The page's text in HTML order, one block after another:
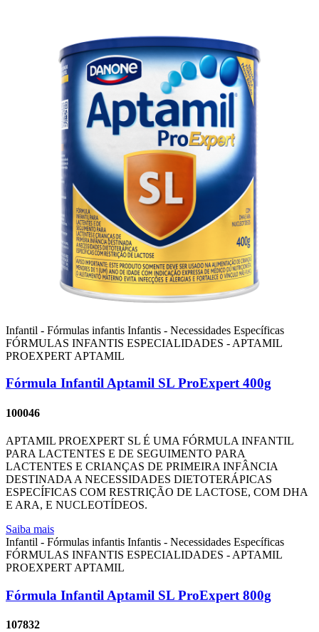
Infantil - Fórmulas infantis Infantis - Necessidades Específicas
FÓRMULAS INFANTIS ESPECIALIDADES - APTAMIL
PROEXPERT APTAMIL
Fórmula Infantil Aptamil SL ProExpert 400g
100046
APTAMIL PROEXPERT SL É UMA FÓRMULA INFANTIL
PARA LACTENTES E DE SEGUIMENTO PARA
LACTENTES E CRIANÇAS DE PRIMEIRA INFÂNCIA
DESTINADA A NECESSIDADES DIETOTERÁPICAS
ESPECÍFICAS COM RESTRIÇÃO DE LACTOSE, COM DHA
E ARA, E NUCLEOTÍDEOS.
Saiba mais
Infantil - Fórmulas infantis Infantis - Necessidades Específicas
FÓRMULAS INFANTIS ESPECIALIDADES - APTAMIL
PROEXPERT APTAMIL
Fórmula Infantil Aptamil SL ProExpert 800g
107832